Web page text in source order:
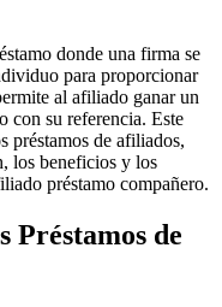
donde una firma se
para proporcionar
al afiliado ganar un
con su referencia. Este
préstamos de afiliados,
los beneficios y los
préstamo compañero.
Préstamos de